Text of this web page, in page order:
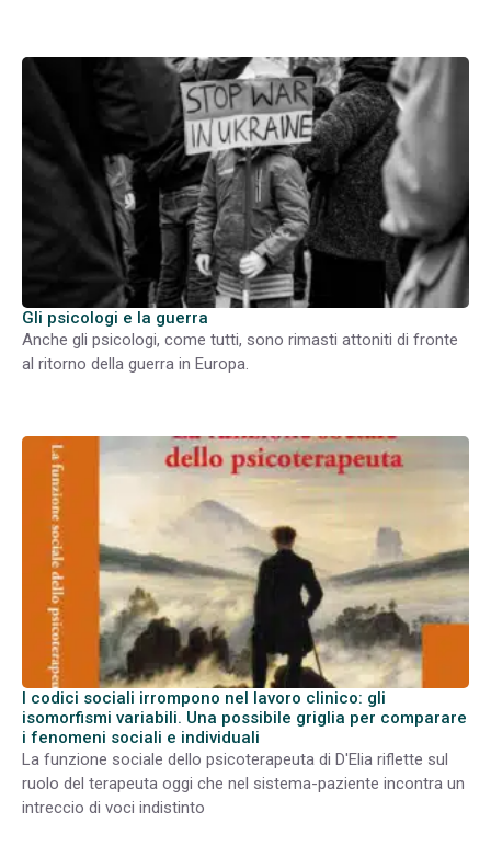
Gli psicologi e la guerra
Anche gli psicologi, come tutti, sono rimasti attoniti di fronte
al ritorno della guerra in Europa.
I codici sociali irrompono nel lavoro clinico: gli
isomorfismi variabili. Una possibile griglia per comparare
i fenomeni sociali e individuali
La funzione sociale dello psicoterapeuta di D'Elia riflette sul
ruolo del terapeuta oggi che nel sistema-paziente incontra un
intreccio di voci indistinto